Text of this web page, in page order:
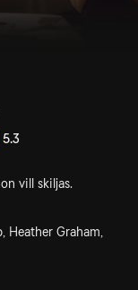
5.3
vill skiljas.
Heather Graham,